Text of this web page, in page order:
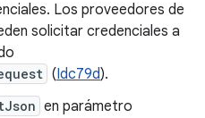
Los proveedores de
solicitar credenciales a
(Idc79d).
en parámetro